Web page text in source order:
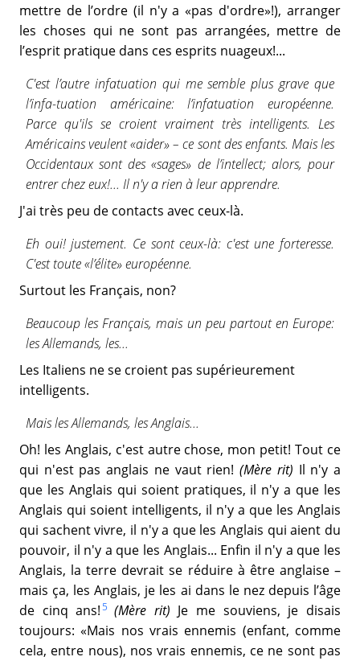
mettre de l’ordre (il n'y a «pas d'ordre»!), arranger
les choses qui ne sont pas arrangées, mettre de
l’esprit pratique dans ces esprits nuageux!...
C'est l’autre infatuation qui me semble plus grave que
l’infa-tuation américaine: l’infatuation européenne.
Parce qu'ils se croient vraiment très intelligents. Les
Américains veulent «aider» – ce sont des enfants. Mais les
Occidentaux sont des «sages» de l’intellect; alors, pour
entrer chez eux!... Il n'y a rien à leur apprendre.
J'ai très peu de contacts avec ceux-là.
Eh oui! justement. Ce sont ceux-là: c'est une forteresse.
C'est toute «l’élite» européenne.
Surtout les Français, non?
Beaucoup les Français, mais un peu partout en Europe:
les Allemands, les...
Les Italiens ne se croient pas supérieurement
intelligents.
Mais les Allemands, les Anglais...
Oh! les Anglais, c'est autre chose, mon petit! Tout ce
qui n'est pas anglais ne vaut rien!(Mère rit) Il n'y a
que les Anglais qui soient pratiques, il n'y a que les
Anglais qui soient intelligents, il n'y a que les Anglais
qui sachent vivre, il n'y a que les Anglais qui aient du
pouvoir, il n'y a que les Anglais... Enfin il n'y a que les
Anglais, la terre devrait se réduire à être anglaise –
mais ça, les Anglais, je les ai dans le nez depuis l’âge
de cinq ans!5 (Mère rit) Je me souviens, je disais
toujours: «Mais nos vrais ennemis (enfant, comme
cela, entre nous), nos vrais ennemis, ce ne sont pas